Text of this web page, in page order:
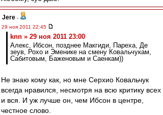
Jere -
29 ноя 2011 22:45
knn » 29 ноя 2011 23:00
Алекс, Ибсон, позднее Макгиди, Пареха, Де
зеув, Рохо и Эменике на смену Ковальчукам,
Сабитовым, Баженовым и Саенкам))
Не знаю кому как, но мне Серхио Ковальчук
всегда нравился, несмотря на всю критику всех
и вся. И уж лучше он, чем Ибсон в центре,
честное слово.